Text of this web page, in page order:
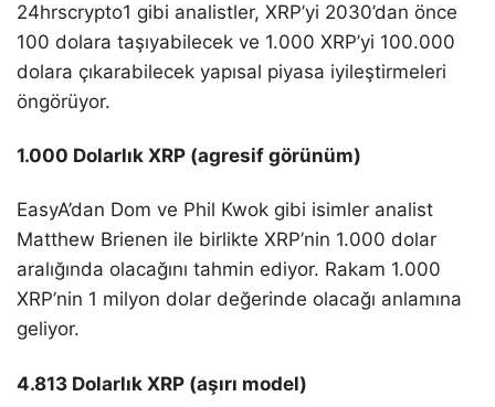
24hrscrypto1 gibi analistler, XRP’yi 2030’dan önce
100 dolara taşıyabilecek ve 1.000 XRP’yi 100.000
dolara çıkarabilecek yapısal piyasa iyileştirmeleri
öngörüyor.
1.000 Dolarlık XRP (agresif görünüm)
EasyA’dan Dom ve Phil Kwok gibi isimler analist
Matthew Brienen ile birlikte XRP’nin 1.000 dolar
aralığında olacağını tahmin ediyor. Rakam 1.000
XRP’nin 1 milyon dolar değerinde olacağı anlamına
geliyor.
4.813 Dolarlık XRP (aşırı model)